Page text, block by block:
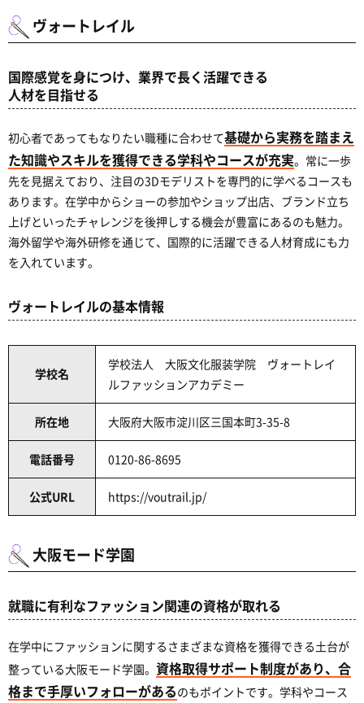
ヴォートレイル
国際感覚を身につけ、業界で長く活躍できる
人材を目指せる
初心者であってもなりたい職種に合わせて基礎から実務を踏まえ
た知識やスキルを獲得できる学科やコースが充実。常に一歩
先を見据えており、注目の3Dモデリストを専門的に学べるコースも
あります。在学中からショーの参加やショップ出店、ブランド立ち
上げといったチャレンジを後押しする機会が豊富にあるのも魅力。
海外留学や海外研修を通じて、国際的に活躍できる人材育成にも力
を入れています。
ヴォートレイルの基本情報
学校名
学校法人 大阪文化服装学院 ヴォートレイ
ルファッションアカデミー
所在地 大阪府大阪市淀川区三国本町3-35-8
電話番号 0120-86-8695
公式URL https://voutrail.jp/
大阪モード学園
就職に有利なファッション関連の資格が取れる
在学中にファッションに関するさまざまな資格を獲得できる土台が
整っている大阪モード学園。 資格取得サポート制度があり、合
格まで手厚いフォローがあるのもポイントです。学科やコース